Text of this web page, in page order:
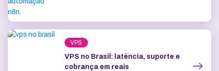
VPS
VPS no Brasil: latência, suporte e
cobrança em reais